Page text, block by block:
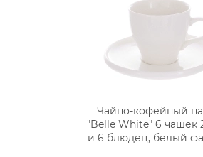
Чайно-кофейный
"Belle White" 6 чашек
и 6 блюдец, белый